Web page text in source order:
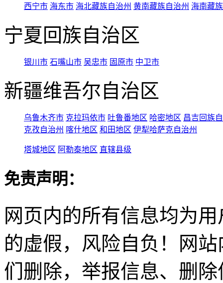
西宁市 海东市 海北藏族自治州 黄南藏族自治州 海南藏
宁夏回族自治区
银川市 石嘴山市 吴忠市 固原市 中卫市
新疆维吾尔自治区
乌鲁木齐市 克拉玛依市 吐鲁番地区 哈密地区 昌吉回族
克孜自治州 喀什地区 和田地区 伊犁哈萨克自治州
塔城地区 阿勒泰地区 直辖县级
免责声明：
网页内的所有信息均为
的虚假，风险自负！网
们删除，举报信息、删